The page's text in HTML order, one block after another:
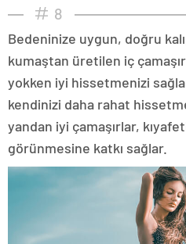
8
Bedeninize uygun, doğru
kumaştan üretilen iç
yokken iyi hissetmenizi
kendinizi daha rahat
yandan iyi çamaşırlar,
görünmesine katkı sağlar.